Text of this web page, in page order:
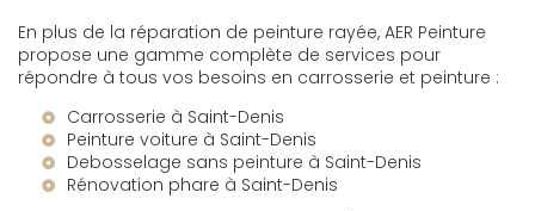
En plus de la réparation de peinture rayée, AER Peinture
propose une gamme complète de services pour
répondre à tous vos besoins en carrosserie et peinture :
Carrosserie à Saint-Denis
Peinture voiture à Saint-Denis
Debosselage sans peinture à Saint-Denis
Rénovation phare à Saint-Denis